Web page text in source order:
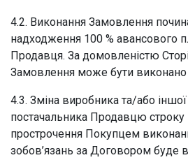
4.2. Виконання Замовлення
надходження 100 % авансового
Продавця. За домовленістю
Замовлення може бути виконано
4.3. Зміна виробника та/або іншої
постачальника Продавцю строку
прострочення Покупцем
зобов’язань за Договором буде